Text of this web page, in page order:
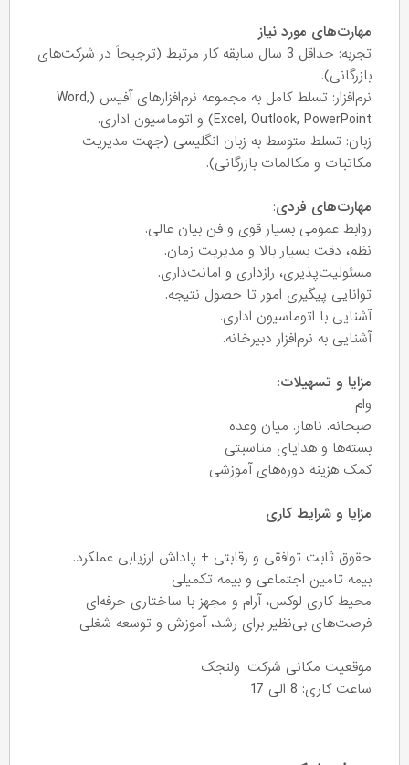
مهارت‌های مورد نیاز
تجربه: حداقل 3 سال سابقه کار مرتبط (ترجیحاً در شرکت‌های
بازرگانی).
نرم‌افزار: تسلط کامل به مجموعه نرم‌افزارهای آفیس (Word,
Excel, Outlook, PowerPoint) و اتوماسیون اداری.
زبان: تسلط متوسط به زبان انگلیسی (جهت مدیریت
مکاتبات و مکالمات بازرگانی).
مهارت‌های فردی:
روابط عمومی بسیار قوی و فن بیان عالی.
نظم، دقت بسیار بالا و مدیریت زمان.
مسئولیت‌پذیری، رازداری و امانت‌داری.
توانایی پیگیری امور تا حصول نتیجه.
آشنایی با اتوماسیون اداری.
آشنایی به نرم‌افزار دبیرخانه.
مزایا و تسهیلات:
وام
صبحانه. ناهار. میان وعده
بسته‌ها و هدایای مناسبتی
کمک هزینه دوره‌های آموزشی
مزایا و شرایط کاری
حقوق ثابت توافقی و رقابتی + پاداش ارزیابی عملکرد.
بیمه تامین اجتماعی و بیمه تکمیلی
محیط کاری لوکس، آرام و مجهز با ساختاری حرفه‌ای
فرصت‌های بی‌نظیر برای رشد، آموزش و توسعه شغلی
موقعیت مکانی شرکت: ولنجک
ساعت کاری: 8 الی 17